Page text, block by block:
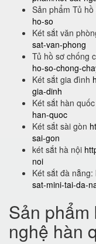
Sản phẩm Tủ hồ
ho-so
Két sắt văn
sat-van-phong
Tủ hồ sơ chống
ho-so-chong-
Két sắt gia đình
gia-dinh
Két sắt hàn quốc
han-quoc
Két sắt sài gòn
sai-gon
két sắt hà nội
noi
Két sắt đà nẵng:
sat-mini-tai-da-
Sản phẩm
nghệ hàn